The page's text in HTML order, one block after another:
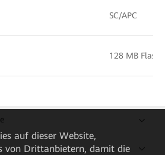
SC/APC
128 MB
auf dieser Website,
von Drittanbietern, damit die